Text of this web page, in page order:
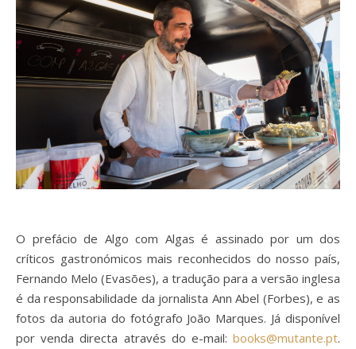
O prefácio de Algo com Algas é assinado por um dos
críticos gastronómicos mais reconhecidos do nosso país,
Fernando Melo (Evasões), a tradução para a versão inglesa
é da responsabilidade da jornalista Ann Abel (Forbes), e as
fotos da autoria do fotógrafo João Marques. Já disponível
por venda directa através do e-mail: books@mutante.pt.